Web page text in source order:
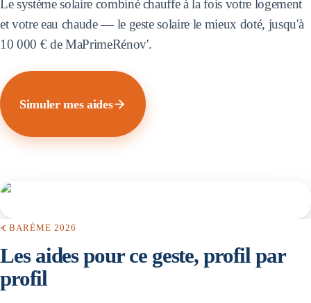
Le système solaire combiné chauffe à la fois votre logement
et votre eau chaude — le geste solaire le mieux doté, jusqu'à
10 000 € de MaPrimeRénov'.
Simuler mes aides
BARÈME 2026
Les aides pour ce geste, profil par
profil